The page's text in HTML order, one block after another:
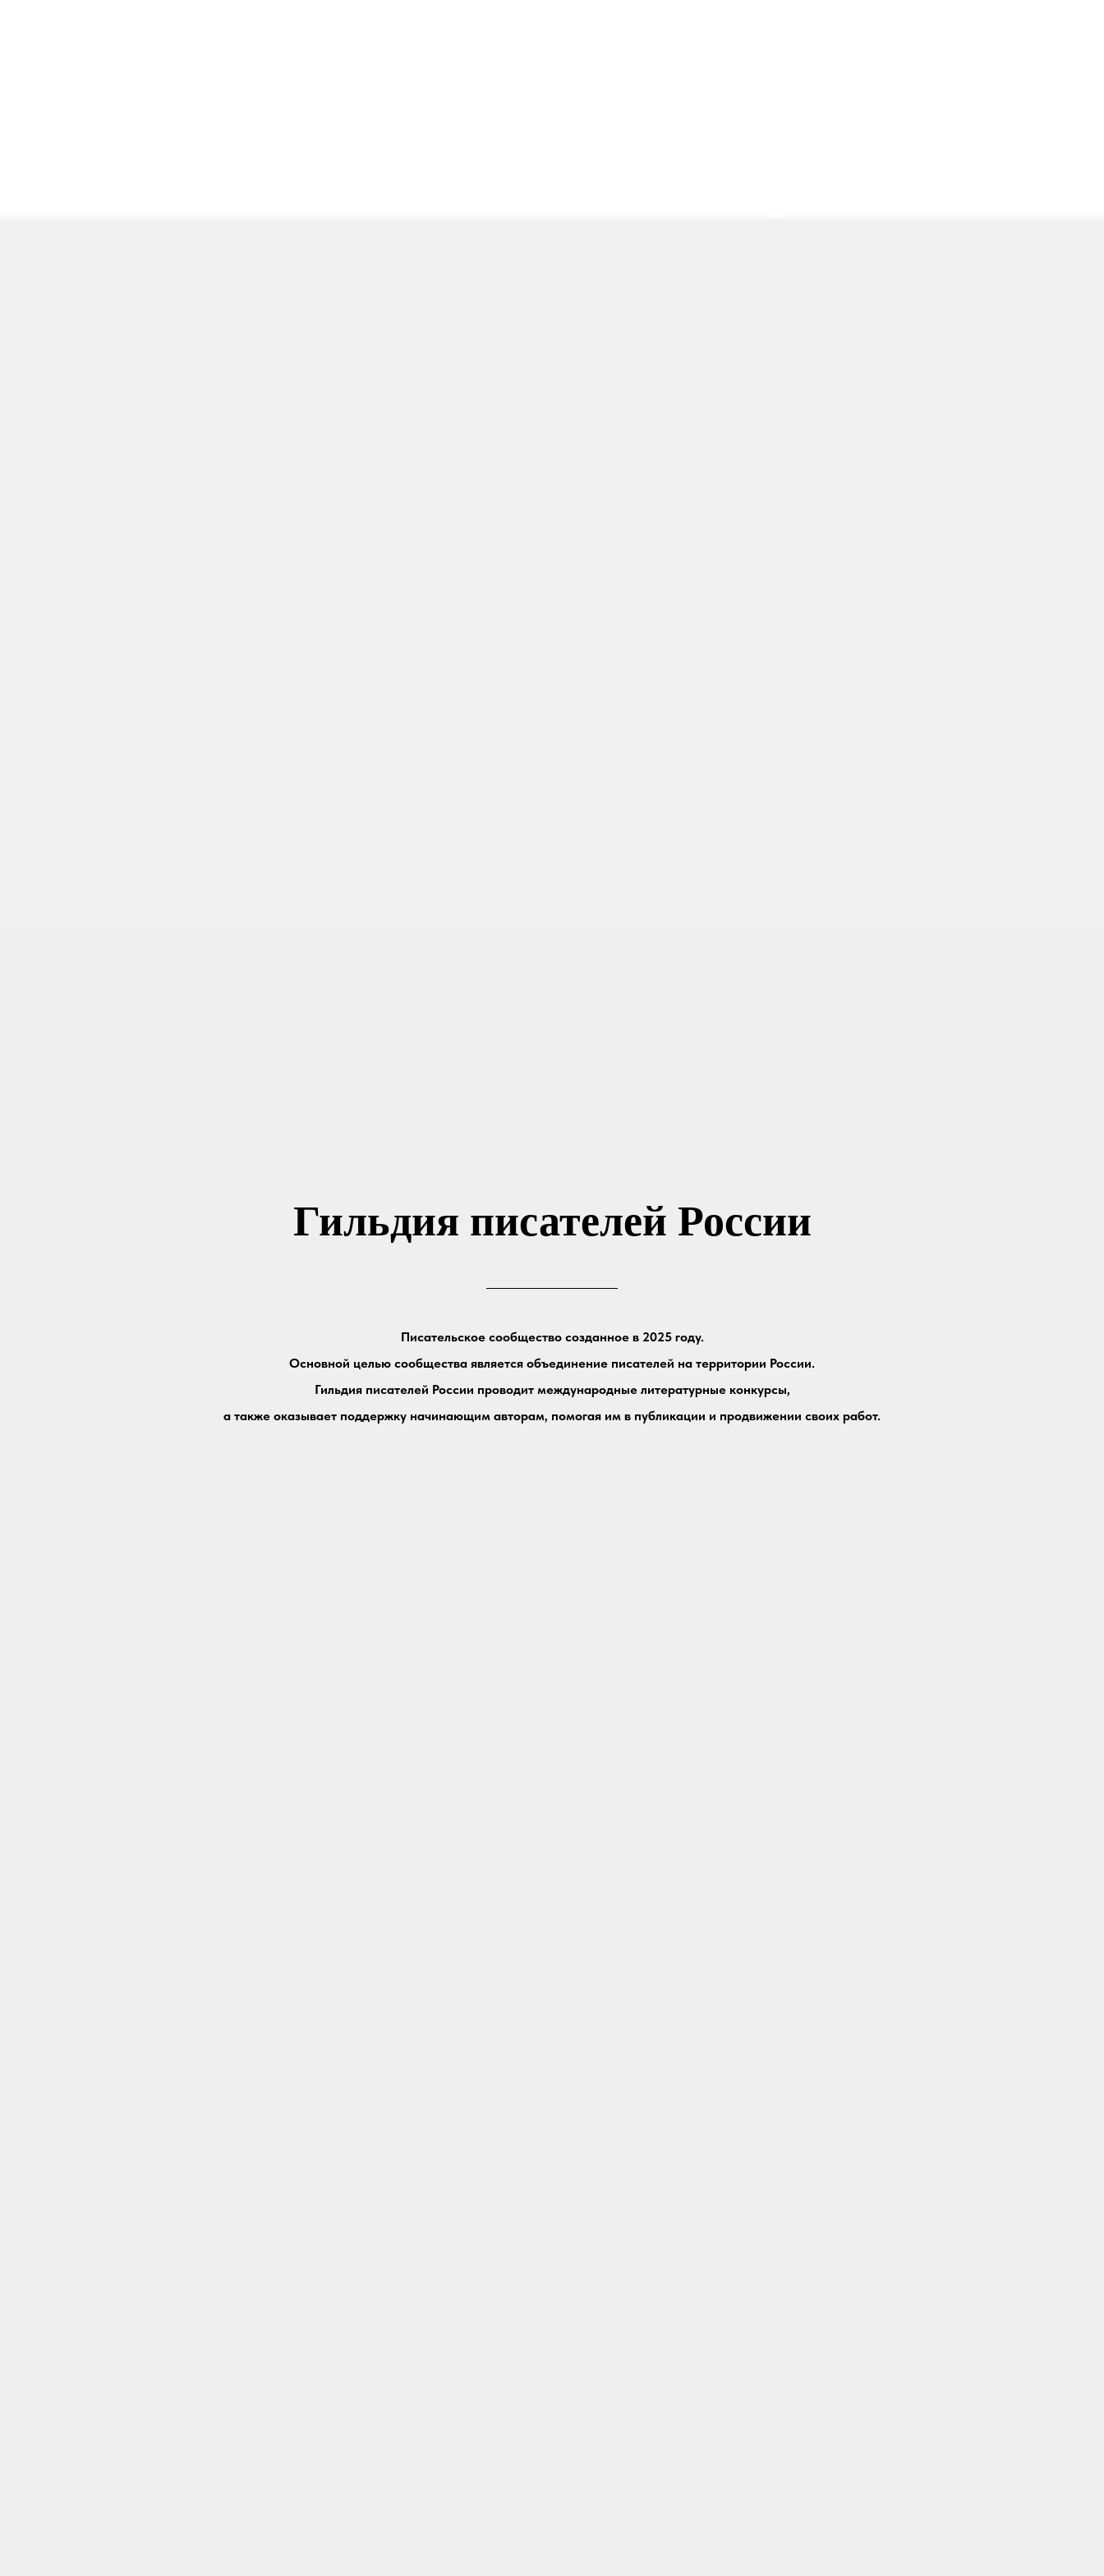
Гильдия писателей России
Писательское сообщество созданное в 2025 году.
Основной целью сообщества является объединение писателей на территории России.
Гильдия писателей России проводит международные литературные конкурсы,
а также оказывает поддержку начинающим авторам, помогая им в публикации и продвижении своих работ.